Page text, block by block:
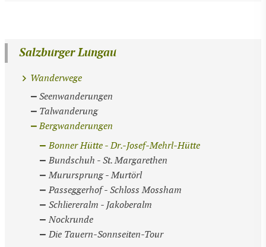
Salzburger Lungau
Wanderwege
Seenwanderungen
Talwanderung
Bergwanderungen
Bonner Hütte - Dr.-Josef-Mehrl-Hütte
Bundschuh - St. Margarethen
Murursprung - Murtörl
Passeggerhof - Schloss Mossham
Schliereralm - Jakoberalm
Nockrunde
Die Tauern-Sonnseiten-Tour